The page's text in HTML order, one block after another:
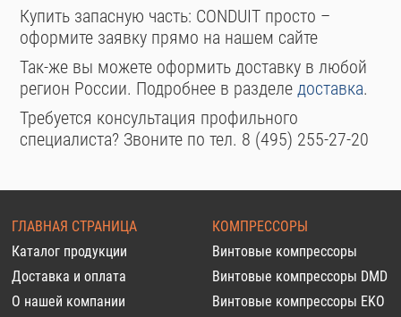
Купить запасную часть: CONDUIT просто –
оформите заявку прямо на нашем сайте
Так-же вы можете оформить доставку в любой
регион России. Подробнее в разделедоставка.
Требуется консультация профильного
специалиста? Звоните по тел. 8 (495) 255-27-20
ГЛАВНАЯ СТРАНИЦА
Каталог продукции
Доставка и оплата
О нашей компании
КОМПРЕССОРЫ
Винтовые компрессоры
Винтовые компрессоры DMD
Винтовые компрессоры EKO